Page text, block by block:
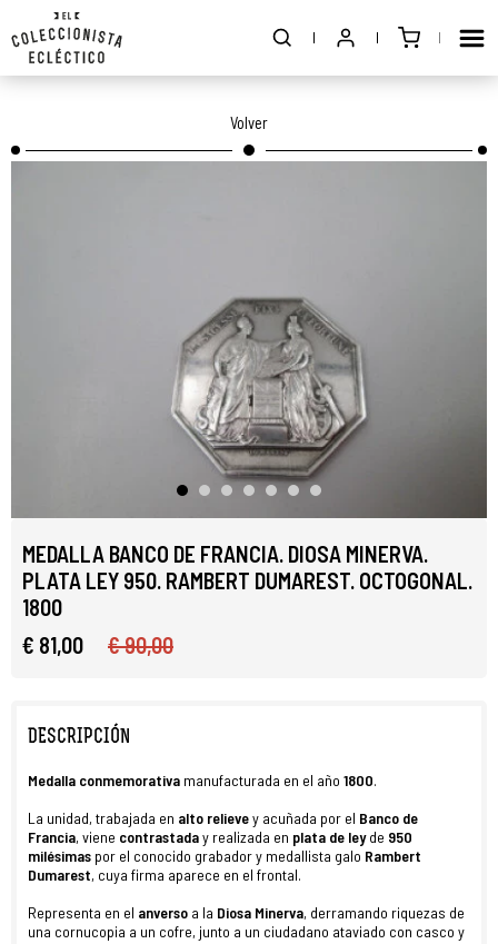
Volver
MEDALLA BANCO DE FRANCIA. DIOSA MINERVA.
PLATA LEY 950. RAMBERT DUMAREST. OCTOGONAL.
1800
€ 81,00
€ 90,00
DESCRIPCIÓN
Medalla conmemorativa manufacturada en el año 1800.
La unidad, trabajada en alto relievey acuñada por el Banco de
Francia, viene contrastaday realizada en plata de leyde 950
milésimas por el conocido grabador y medallista galo Rambert
Dumarest, cuya firma aparece en el frontal.
Representa en el anverso a la Diosa Minerva, derramando riquezas de
una cornucopia a un cofre, junto a un ciudadano ataviado con casco y